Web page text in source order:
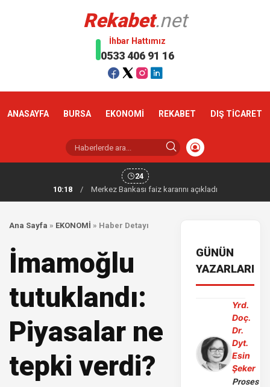
Rekabet.net
İhbar Hattımız
0533 406 91 16
ANASAYFA BURSA EKONOMİ REKABET DIŞ TİCARET
24
10:18
/ Merkez Bankası faiz kararını açıkladı
Ana Sayfa » EKONOMİ » Haber Detayı
İmamoğlu
tutuklandı:
Piyasalar ne
tepki verdi?
GÜNÜN
YAZARLARI
Yrd.
Doç.
Dr.
Dyt.
Esin
Şeker
Proses